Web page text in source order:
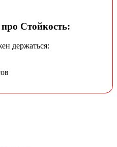
Стойкость:
держаться: